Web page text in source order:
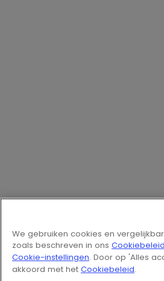
We gebruiken cookies en
zoals beschreven in ons Cookiebeleid
Cookie-instellingen. Door op 'Alles
akkoord met het Cookiebeleid.